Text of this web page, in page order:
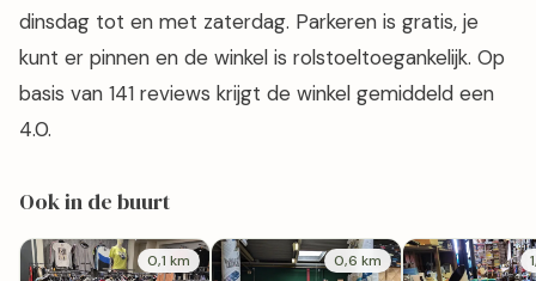
dinsdag tot en met zaterdag. Parkeren is gratis, je
kunt er pinnen en de winkel is rolstoeltoegankelijk. Op
basis van 141 reviews krijgt de winkel gemiddeld een
4.0.
Ook in de buurt
0,1 km 0,6 km